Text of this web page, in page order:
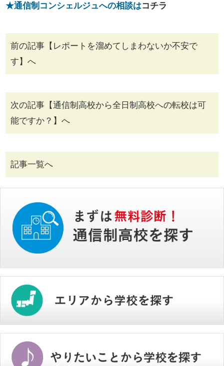
★通信制コンシェルジュへの相談はコチラ
前の記事【レポートを溜めてしまわないか不安で
す】へ
次の記事【通信制高校から全日制高校への転校は可
能ですか？】へ
記事一覧へ